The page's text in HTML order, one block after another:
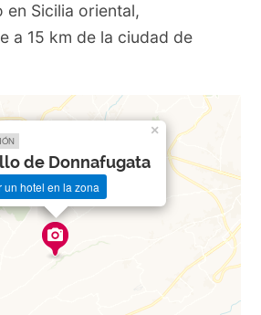
Sicilia oriental,
a 15 km de la ciudad de
de Donnafugata
un hotel en la zona
×